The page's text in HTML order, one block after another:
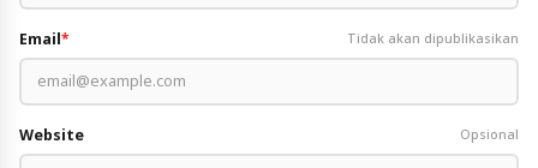
Email* Tidak akan dipublikasikan
Website Opsional